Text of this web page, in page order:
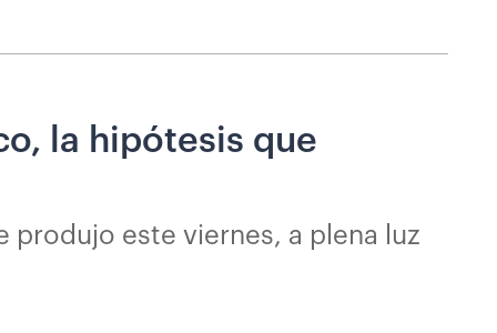
la hipótesis que
produjo este viernes, a plena luz